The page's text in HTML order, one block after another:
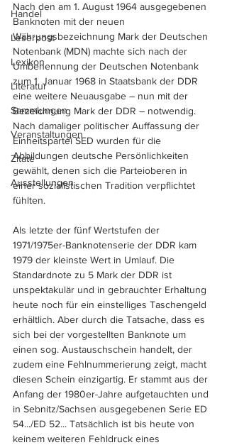
Handel
Leserpost
Lexikon
Literatur
Sammlungen
Veranstaltungen
Zitate
Ausstellungen
Nach den am 1. August 1964 ausgegebenen
Banknoten mit der neuen
Währungsbezeichnung Mark der Deutschen
Notenbank (MDN) machte sich nach der
Umbenennung der Deutschen Notenbank
zum 1. Januar 1968 in Staatsbank der DDR
eine weitere Neuausgabe – nun mit der
Bezeichnung Mark der DDR – notwendig.
Nach damaliger politischer Auffassung der
Einheitspartei SED wurden für die
Abbildungen deutsche Persönlichkeiten
gewählt, denen sich die Parteioberen in
einer sozialistischen Tradition verpflichtet
fühlten.
Als letzte der fünf Wertstufen der
1971/1975er-Banknotenserie der DDR kam
1979 der kleinste Wert in Umlauf. Die
Standardnote zu 5 Mark der DDR ist
unspektakulär und in gebrauchter Erhaltung
heute noch für ein einstelliges Taschengeld
erhältlich. Aber durch die Tatsache, dass es
sich bei der vorgestellten Banknote um
einen sog. Austauschschein handelt, der
zudem eine Fehlnummerierung zeigt, macht
diesen Schein einzigartig. Er stammt aus der
Anfang der 1980er-Jahre aufgetauchten und
in Sebnitz/Sachsen ausgegebenen Serie ED
54.../ED 52... Tatsächlich ist bis heute von
keinem weiteren Fehldruck eines